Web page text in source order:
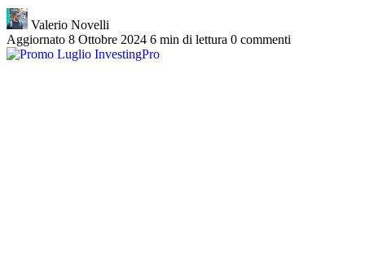
Valerio Novelli
Aggiornato 8 Ottobre 2024 6 min di lettura 0 commenti